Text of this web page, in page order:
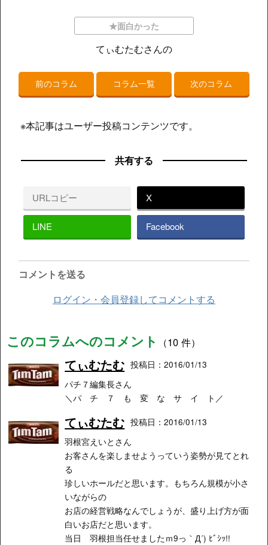
★面白かった
てぃむたむさんの
前のコラム コラム一覧 次のコラム
※本記事はユーザー投稿コンテンツです。
共有する
URLコピー X
LINE Facebook
コメントを送る
ログイン・会員登録してコメントする
このコラムへのコメント （10 件）
てぃむたむ 投稿日：2016/01/13
パチ７編集長さん
＼パ チ ７ も 変 な サ イ ト／
てぃむたむ 投稿日：2016/01/13
羽根宮えいとさん
お客さんを楽しませようっていう姿勢が見てとれ
る
珍しいホールだと思います。もちろん規模が小さ
いながらの
お店の経営戦略なんでしょうが、盛り上げ方が面
白いお店だと思います。
当日 羽根担当任せましたｍ9っ｀Д´) ﾋﾞｼｯ!!